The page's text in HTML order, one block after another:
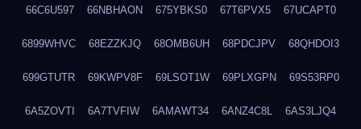
66C6U597 66NBHAON 675YBKS0 67T6PVX5 67UCAPT0
6899WHVC 68EZZKJQ 68OMB6UH 68PDCJPV 68QHDOI3
699GTUTR 69KWPV8F 69LSOT1W 69PLXGPN 69S53RP0
6A5ZOVTI 6A7TVFIW 6AMAWT34 6ANZ4C8L 6AS3LJQ4